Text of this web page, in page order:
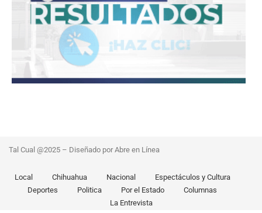
Tal Cual @2025 – Diseñado por Abre en Línea
Local Chihuahua Nacional
Espectáculos y Cultura
Deportes
Politica Por el Estado
Columnas
La Entrevista